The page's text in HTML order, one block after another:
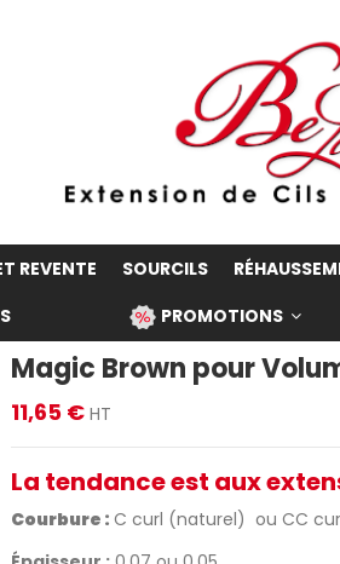
REVENTE SOURCILS
PROMOTIONS
Magic Brown pour
11,65 €HT
La tendance est aux
Courbure : C curl (naturel) ou CC